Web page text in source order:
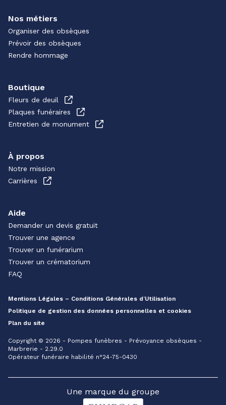
Nos métiers
Organiser des obsèques
Prévoir des obsèques
Rendre hommage
Boutique
Fleurs de deuil
Plaques funéraires
Entretien de monument
À propos
Notre mission
Carrières
Aide
Demander un devis gratuit
Trouver une agence
Trouver un funérarium
Trouver un crématorium
FAQ
Mentions Légales – Conditions Générales d’Utilisation
Politique de gestion des données personnelles et cookies
Plan du site
Copyright © 2026 - Pompes funèbres - Prévoyance obsèques -
Marbrerie - 2.29.0
Opérateur funéraire habilité n°24-75-0430
Une marque du groupe